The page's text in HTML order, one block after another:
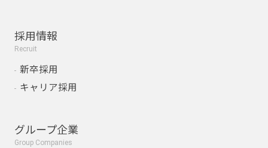
採用情報
Recruit
新卒採用
キャリア採用
グループ企業
Group Companies